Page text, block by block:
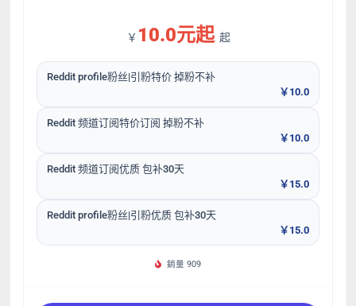
￥ 10.0元起 起
Reddit profile粉丝|引粉特价 掉粉不补
￥10.0
Reddit 频道订阅特价订阅 掉粉不补
￥10.0
Reddit 频道订阅优质 包补30天
￥15.0
Reddit profile粉丝|引粉优质 包补30天
￥15.0
銷量 909